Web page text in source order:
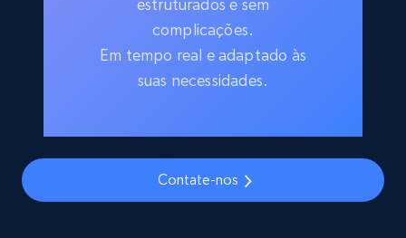
estruturados e sem
complicações.
Em tempo real e adaptado às
suas necessidades.
Contate-nos